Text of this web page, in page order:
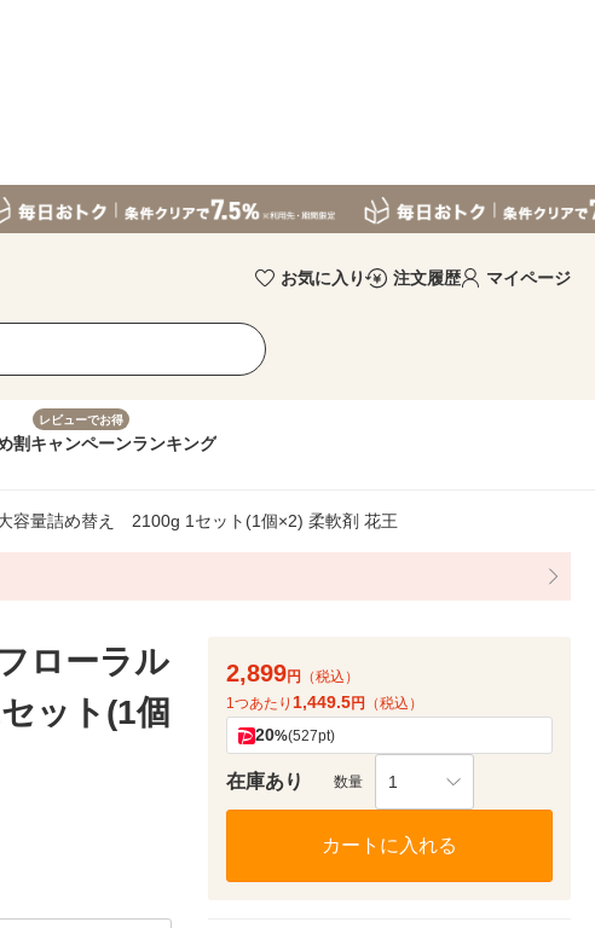
お気に入り 注文履歴 マイページ
割
レビューでお得
キャンペーンランキング
容量詰め替え 2100g 1セット(1個×2) 柔軟剤 花王
ローラル
ット(1個
2,899円
（税込）
1つあたり 1,449.5円 （税込）
20%(527pt)
在庫あり 数量 1
カートに入れる